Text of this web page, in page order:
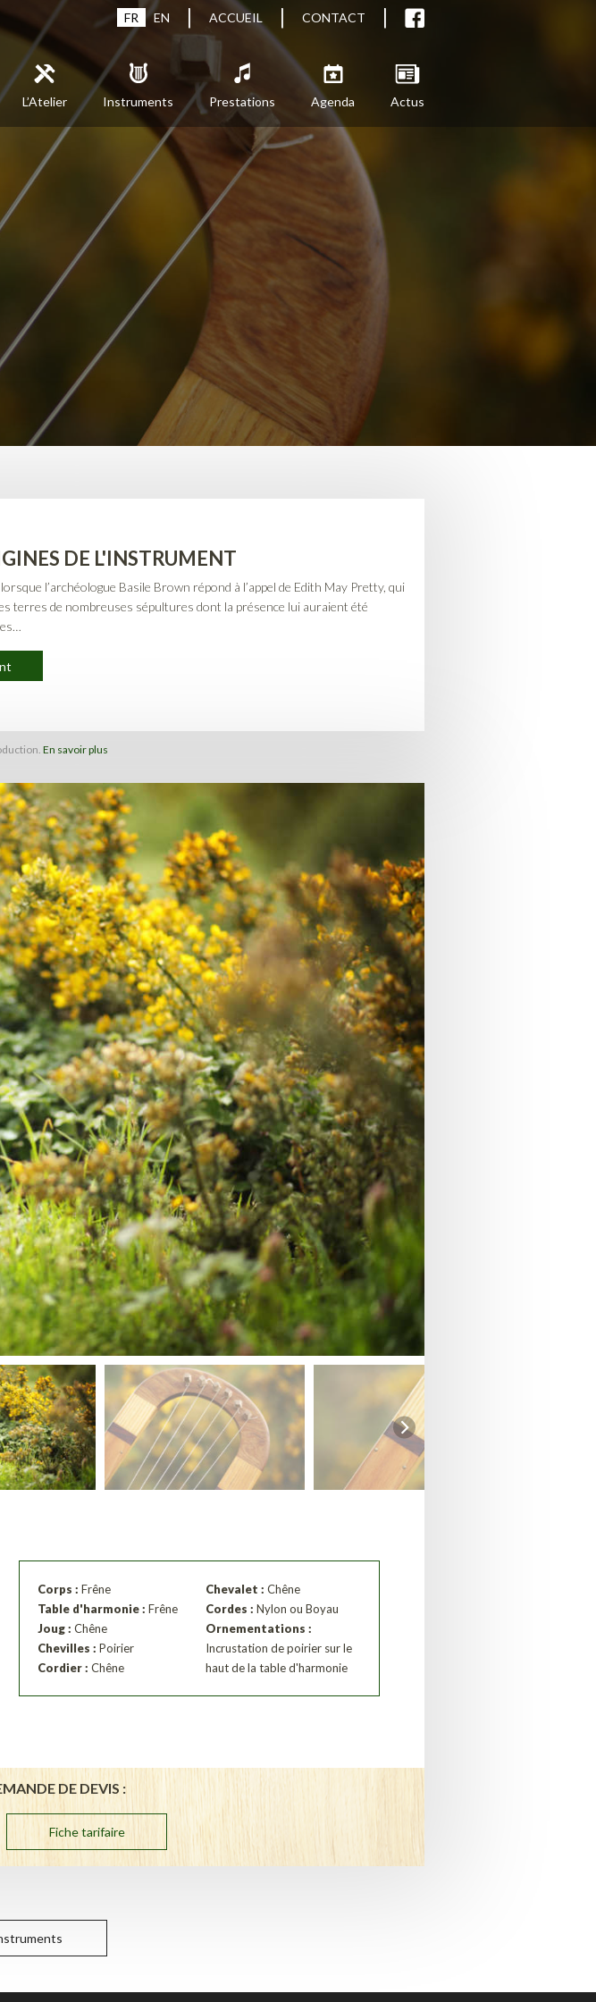
FR EN ACCUEIL CONTACT
L’Atelier Instruments Prestations Agenda Actus
DE L'INSTRUMENT
l’archéologue Basile Brown répond à l’appel de Edith May Pretty, qui
terres de nombreuses sépultures dont la présence lui auraient été
En savoir plus
Corps : Frêne
Table d'harmonie : Frêne
Joug : Chêne
Chevilles : Poirier
Cordier : Chêne
Chevalet :Chêne
Cordes :Nylon ou Boyau
Ornementations :
Incrustation de poirier sur le
haut de la table d'harmonie
DE DEVIS :
Fiche tarifaire